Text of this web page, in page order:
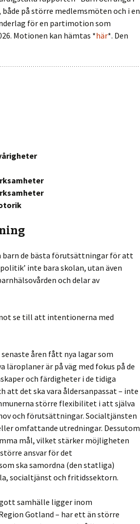
både på större medlemsmöten och i en
för en partimotion som
Motionen kan hämtas *här*. Den
de bästa förutsättningar för att
inte bara skolan, utan även
och delar av
se till att intentionerna med
åren fått nya lagar som
är på väg med fokus på de
och färdigheter i de tidiga
att det ska vara åldersanpassat – inte
större flexibilitet i att själva
och förutsättningar. Socialtjänsten
omfattande utredningar. Dessutom
mål, vilket stärker möjligheten
ansvar för det
ska samordna (den statliga)
socialtjänst och fritidssektorn.
samhälle ligger inom
Gotland – har ett än större